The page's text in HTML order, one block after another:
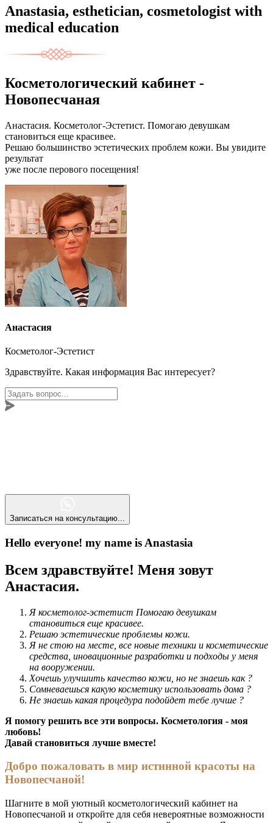
Anastasia, esthetician, cosmetologist with
medical education
Косметологический кабинет -
Новопесчаная
Aнастасия. Косметолог-Эстетист. Помогаю девушкам
становиться еще красивее.
Решаю большинство эстетических проблем кожи. Вы увидите
результат
уже после перового посещения!
Анастасия
Косметолог-Эстетист
Здравствуйте. Какая информация Вас интересует?
Записаться на консультацию...
Hello everyone! my name is Anastasia
Всем здравствуйте! Меня зовут
Анастасия.
Я косметолог-эстетист Помогаю девушкам
становиться еще красивее.
Решаю эстетические проблемы кожи.
Я не стою на месте, все новые техники и косметические
средства, иновационные разработки и подходы у меня
на вооружении.
Хочешь улучшить качество кожи, но не знаешь как ?
Сомневаешься какую косметику использовать дома ?
Не знаешь какая процедура подойдет тебе лучше ?
Я помогу решить все эти вопросы. Косметология - моя
любовь!
Давай становиться лучше вместе!
Добро пожаловать в мир истинной красоты на
Новопесчаной!
Шагните в мой уютный косметологический кабинет на
Новопесчаной и откройте для себя невероятные возможности